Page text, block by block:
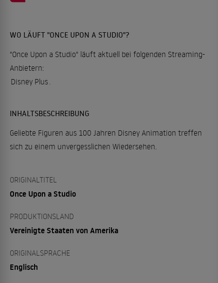
WO LÄUFT "ONCE UPON A STUDIO"?
"Once Upon a Studio" läuft aktuell bei folgenden Streaming-
Anbietern:
Disney Plus
INHALTSBESCHREIBUNG
Geliebte Figuren aus 100 Jahren Disney Animation treffen
sich zu einem unvergesslichen Wiedersehen.
ORIGINALTITEL
Once Upon a Studio
PRODUKTIONSLAND
Vereinigte Staaten von Amerika
ORIGINALSPRACHE
Englisch